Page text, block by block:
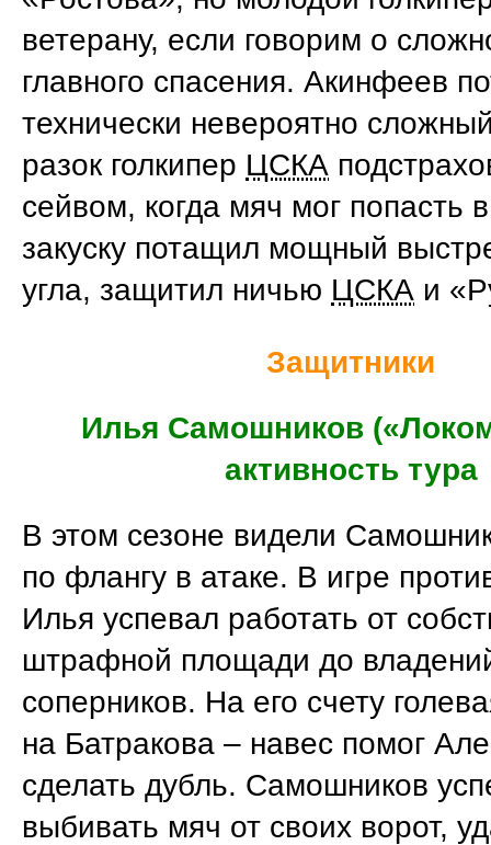
ветерану, если говорим о
главного спасения. Акинфеев
технически невероятно
разок голкипер ЦСКА
сейвом, когда мяч мог попасть
закуску потащил мощный
угла, защитил ничью ЦСКА и
Защитники
Илья Самошников
активность тура
В этом сезоне видели
по флангу в атаке. В игре
Илья успевал работать от
штрафной площади до
соперников. На его счету
на Батракова – навес помог
сделать дубль. Самошников
выбивать мяч от своих ворот,